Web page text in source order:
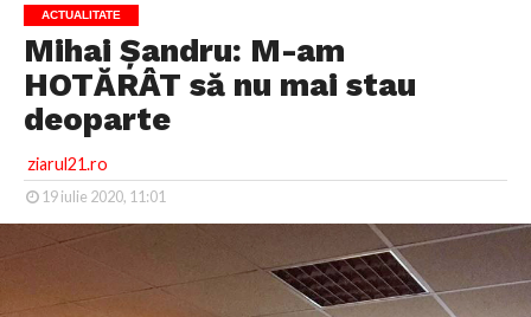
ACTUALITATE
Mihai Șandru: M-am
HOTĂRÂT să nu mai stau
deoparte
ziarul21.ro
19 iulie 2020, 11:01